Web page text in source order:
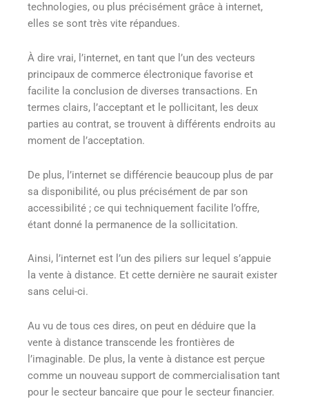
technologies, ou plus précisément grâce à internet,
elles se sont très vite répandues.
À dire vrai, l’internet, en tant que l’un des vecteurs
principaux de commerce électronique favorise et
facilite la conclusion de diverses transactions. En
termes clairs, l’acceptant et le pollicitant, les deux
parties au contrat, se trouvent à différents endroits au
moment de l’acceptation.
De plus, l’internet se différencie beaucoup plus de par
sa disponibilité, ou plus précisément de par son
accessibilité ; ce qui techniquement facilite l’offre,
étant donné la permanence de la sollicitation.
Ainsi, l’internet est l’un des piliers sur lequel s’appuie
la vente à distance. Et cette dernière ne saurait exister
sans celui-ci.
Au vu de tous ces dires, on peut en déduire que la
vente à distance transcende les frontières de
l’imaginable. De plus, la vente à distance est perçue
comme un nouveau support de commercialisation tant
pour le secteur bancaire que pour le secteur financier.